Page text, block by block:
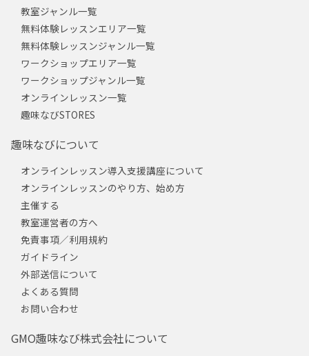
教室ジャンル一覧
無料体験レッスンエリア一覧
無料体験レッスンジャンル一覧
ワークショップエリア一覧
ワークショップジャンル一覧
オンラインレッスン一覧
趣味なびSTORES
趣味なびについて
オンラインレッスン導入支援講座について
オンラインレッスンのやり方、始め方
主催する
教室運営者の方へ
免責事項／利用規約
ガイドライン
外部送信について
よくある質問
お問い合わせ
GMO趣味なび株式会社について